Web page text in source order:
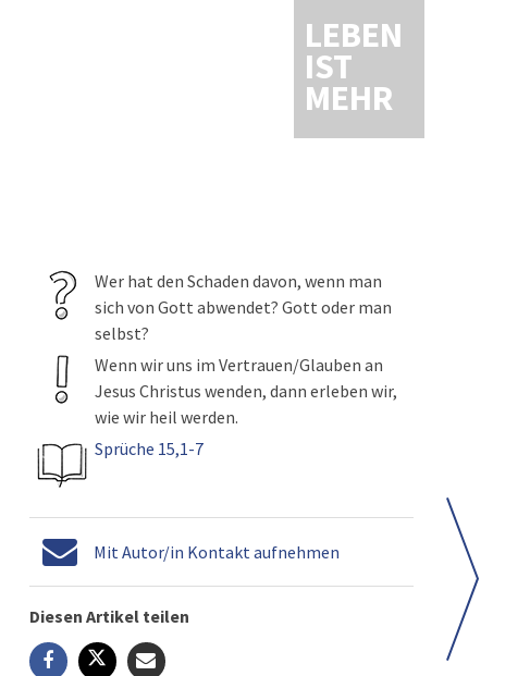
LEBEN
IST
MEHR
Wer hat den Schaden davon, wenn man
sich von Gott abwendet? Gott oder man
selbst?
Wenn wir uns im Vertrauen/Glauben an
Jesus Christus wenden, dann erleben wir,
wie wir heil werden.
Sprüche 15,1-7
Mit Autor/in Kontakt aufnehmen
Diesen Artikel teilen